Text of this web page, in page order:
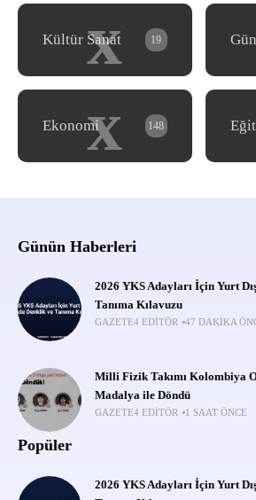
x
Kültür Sanat 19
x
Ekonomi 148
Günün Haberleri
2026 YKS Adayları İçin Yurt
Tanıma Kılavuzu
GAZETE4 EDITÖR 47
Milli Fizik Takımı Kolombiya
Madalya ile Döndü
GAZETE4 EDITÖR 1 SAAT ÖNCE
Popüler
2026 YKS Adayları İçin Yurt